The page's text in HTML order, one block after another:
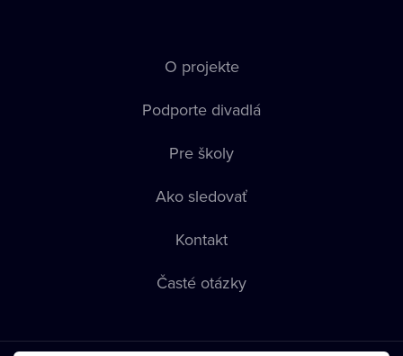
O projekte
Podporte divadlá
Pre školy
Ako sledovať
Kontakt
Časté otázky